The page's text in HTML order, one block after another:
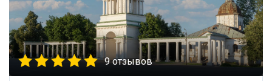
9 отзывов